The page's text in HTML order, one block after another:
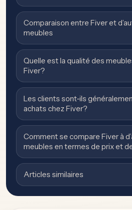
Comparaison entre Fiver et
meubles
Quelle est la qualité des
Fiver?
Les clients sont-ils
achats chez Fiver?
Comment se compare Fiver à
meubles en termes de prix et
Articles similaires